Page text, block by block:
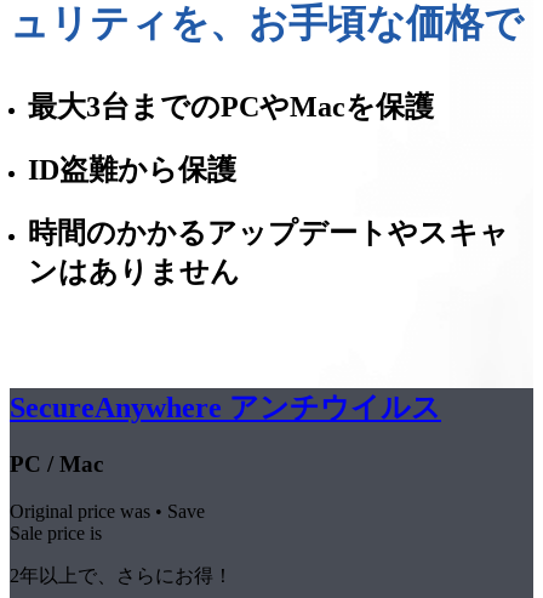
ュリティを、お手頃な価格で
最大3台までのPCやMacを保護
ID盗難から保護
時間のかかるアップデートやスキャ
ンはありません
SecureAnywhere アンチウイルス
PC / Mac
Original price was • Save
Sale price is
2年以上で、さらにお得！